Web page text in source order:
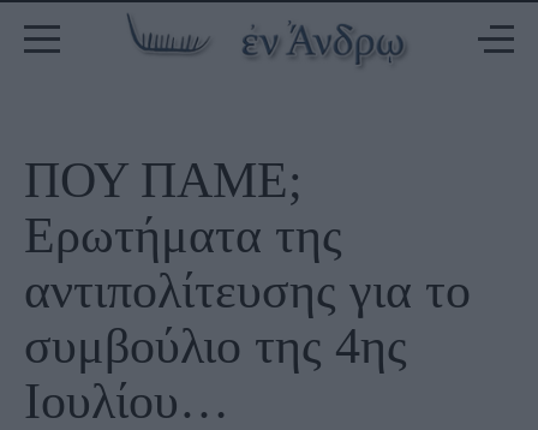
ΠΟΥ ΠΑΜΕ;
Ερωτήματα της
αντιπολίτευσης για το
συμβούλιο της 4ης
Ιουλίου…